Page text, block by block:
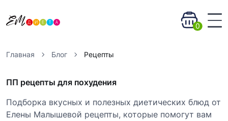
0
Главная Блог Рецепты
ПП рецепты для похудения
Подборка вкусных и полезных диетических блюд от
Елены Малышевой рецепты, которые помогут вам